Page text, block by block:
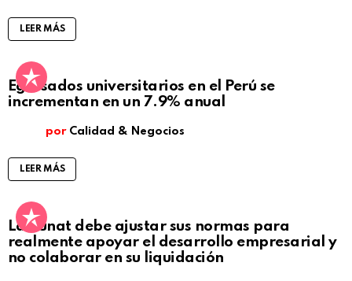
LEER MÁS
Egresados universitarios en el Perú se
incrementan en un 7.9% anual
por Calidad & Negocios
LEER MÁS
La Sunat debe ajustar sus normas para
realmente apoyar el desarrollo empresarial y
no colaborar en su liquidación